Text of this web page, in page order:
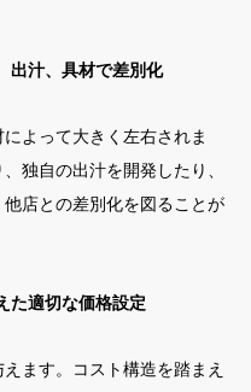
出汁、具材で差別化
よって大きく左右されま
独自の出汁を開発したり、
店との差別化を図ることが
た適切な価格設定
ます。コスト構造を踏まえ